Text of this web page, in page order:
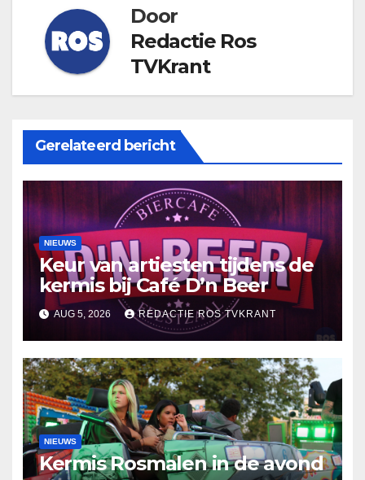
Door
Redactie Ros
TVKrant
Gerelateerd bericht
NIEUWS
Keur van artiesten tijdens de
kermis bij Café D’n Beer
AUG 5, 2026 REDACTIE ROS TVKRANT
NIEUWS
Kermis Rosmalen in de avond